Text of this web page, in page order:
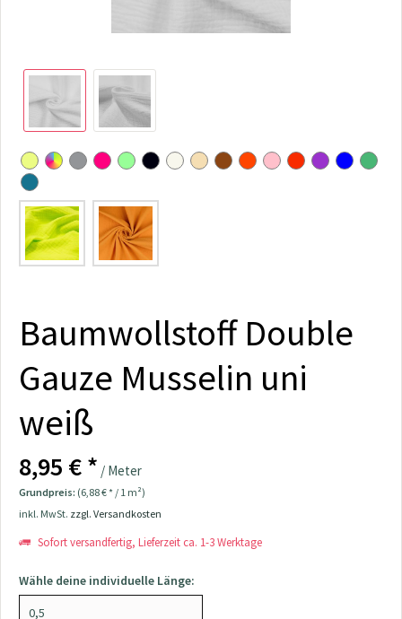
Baumwollstoff Double
Gauze Musselin uni
weiß
8,95 € * / Meter
Grundpreis: (6,88 € * / 1 m²)
inkl. MwSt. zzgl. Versandkosten
Sofort versandfertig, Lieferzeit ca. 1-3 Werktage
Wähle deine individuelle Länge: